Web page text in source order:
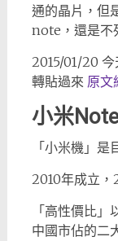
通的晶片，但
note，還是不
2015/01/20
轉貼過來 原文
小米
「小米機」
2010年成立，
「高性價比
中國市佔的二